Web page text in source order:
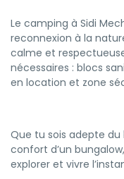
Le camping à Sidi
reconnexion à la
calme et
nécessaires : blocs
en location et zone
Que tu sois adepte
confort d’un
explorer et vivre